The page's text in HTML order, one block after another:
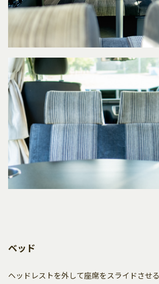
ベッド
ヘッドレストを外して座席をスライドさせ